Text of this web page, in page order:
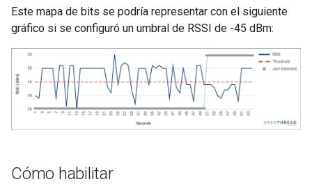
Este mapa de bits se podría representar con el siguiente
gráfico si se configuró un umbral de RSSI de -45 dBm:
Cómo habilitar